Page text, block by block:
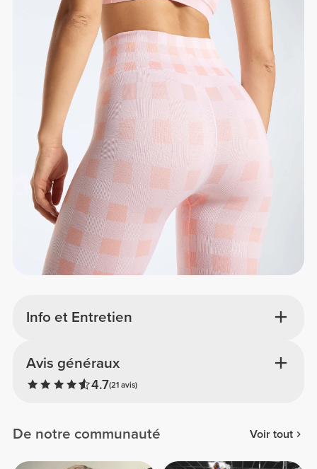
Info et Entretien
Avis généraux
4.7(21 avis)
De notre communauté Voir tout